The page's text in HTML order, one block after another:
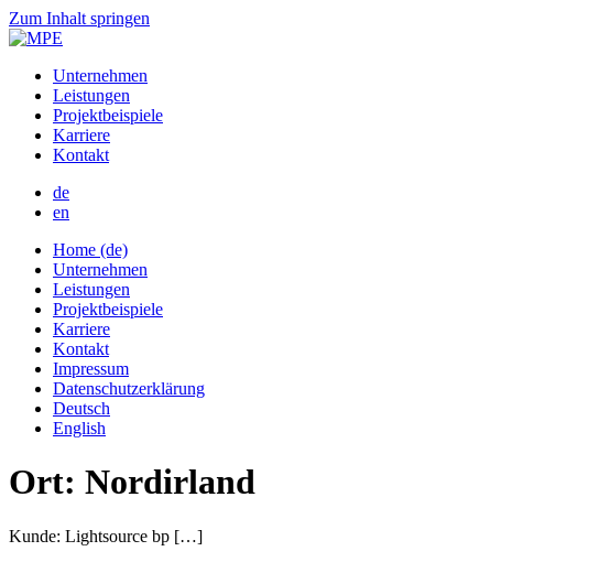
Zum Inhalt springen
Unternehmen
Leistungen
Projektbeispiele
Karriere
Kontakt
de
en
Home (de)
Unternehmen
Leistungen
Projektbeispiele
Karriere
Kontakt
Impressum
Datenschutzerklärung
Deutsch
English
Ort: Nordirland
Kunde: Lightsource bp […]